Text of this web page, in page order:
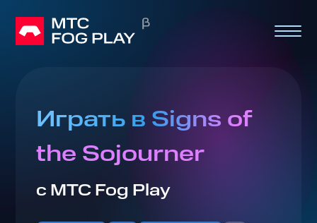
Играть в Signs of
the Sojourner
с МТС Fog Play